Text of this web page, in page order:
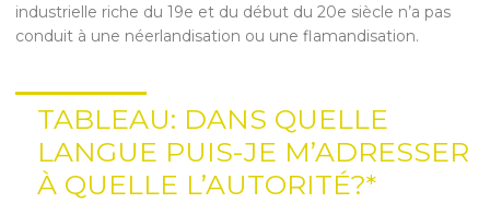
industrielle riche du 19e et du début du 20e siècle n’a pas
conduit à une néerlandisation ou une flamandisation.
TABLEAU: DANS QUELLE
LANGUE PUIS-JE M’ADRESSER
À QUELLE L’AUTORITÉ?*